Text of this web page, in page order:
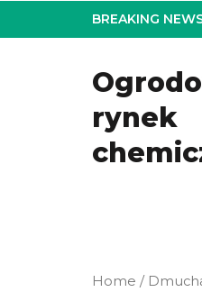
to
BREAKING
rynek
Home /